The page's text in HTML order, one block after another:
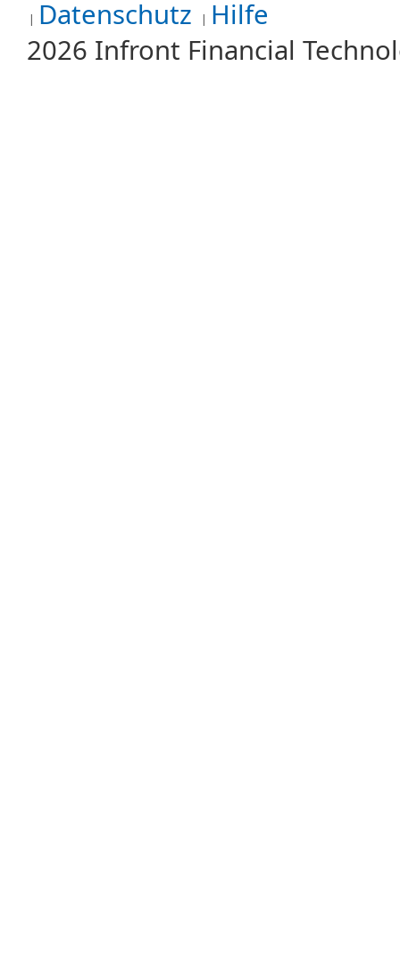
Datenschutz Hilfe
2026 Infront Financial